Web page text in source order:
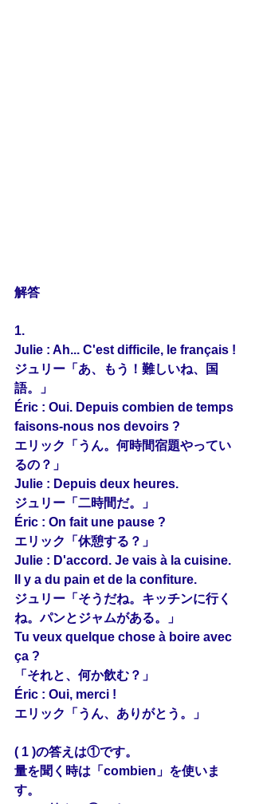
解答
1.
Julie : Ah... C'est difficile, le français !
ジュリー「あ、もう！難しいね、国
語。」
Éric : Oui. Depuis combien de temps
faisons-nous nos devoirs ?
エリック「うん。何時間宿題やってい
るの？」
Julie : Depuis deux heures.
ジュリー「二時間だ。」
Éric : On fait une pause ?
エリック「休憩する？」
Julie : D'accord. Je vais à la cuisine.
Il y a du pain et de la confiture.
ジュリー「そうだね。キッチンに行く
ね。パンとジャムがある。」
Tu veux quelque chose à boire avec
ça ?
「それと、何か飲む？」
Éric : Oui, merci !
エリック「うん、ありがとう。」
( 1 )の答えは①です。
量を聞く時は「combien」を使いま
す。